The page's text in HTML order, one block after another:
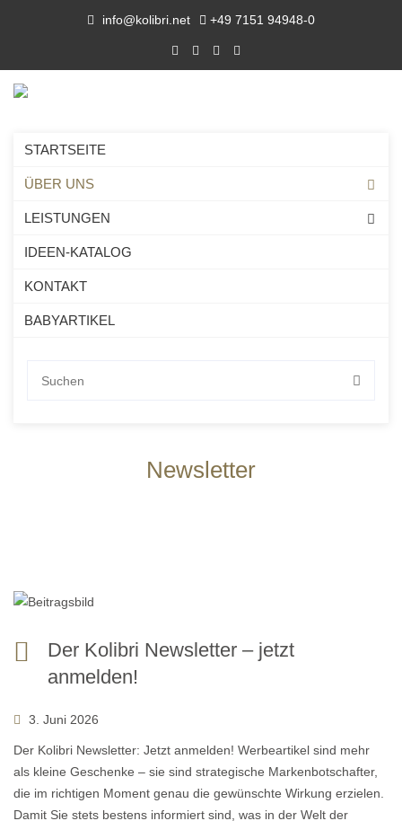
info@kolibri.net +49 7151 94948-0
STARTSEITE
ÜBER UNS
LEISTUNGEN
IDEEN-KATALOG
KONTAKT
BABYARTIKEL
Newsletter
Der Kolibri Newsletter – jetzt
anmelden!
3. Juni 2026
Der Kolibri Newsletter: Jetzt anmelden! Werbeartikel sind mehr
als kleine Geschenke – sie sind strategische Markenbotschafter,
die im richtigen Moment genau die gewünschte Wirkung erzielen.
Damit Sie stets bestens informiert sind, was in der Welt der